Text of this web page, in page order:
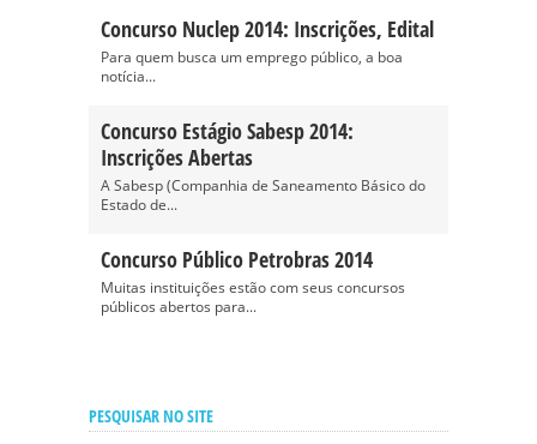
Concurso Nuclep 2014: Inscrições, Edital
Para quem busca um emprego público, a boa
notícia...
Concurso Estágio Sabesp 2014:
Inscrições Abertas
A Sabesp (Companhia de Saneamento Básico do
Estado de...
Concurso Público Petrobras 2014
Muitas instituições estão com seus concursos
públicos abertos para...
PESQUISAR NO SITE